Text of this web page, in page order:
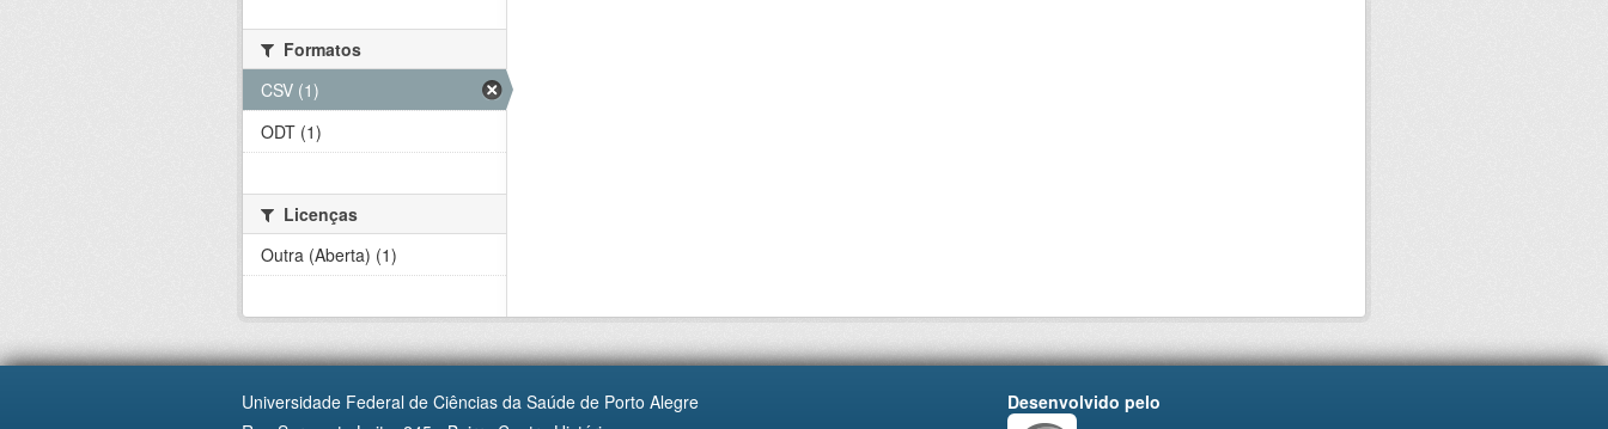
Formatos
CSV (1)
ODT (1)
Licenças
Outra (Aberta) (1)
Universidade Federal de Ciências da Saúde de Porto Alegre
Desenvolvido pelo